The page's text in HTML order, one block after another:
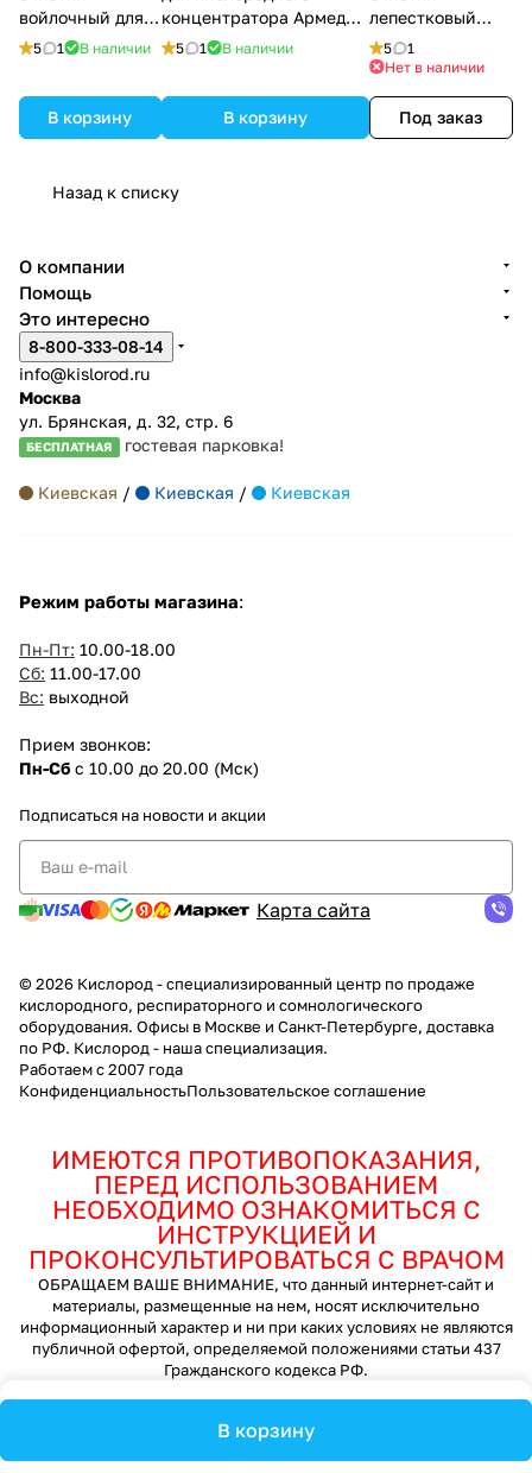
войлочный для
Армед 8F-1,
5 1 В наличии
В корзину
концентратора Армед
8F-5, 7F-3L, 7F-5L, 7F-8L,
5 1 В наличии
В корзину
лепестковый
(бумажный) (7F-
5L, 7F-5 mini)
5
1
Нет в наличии
Под заказ
Назад к списку
В корзину
О компании
Помощь
Это интересно
8-800-333-08-14
info@kislorod.ru
Москва
ул. Брянская, д. 32, стр. 6
БЕСПЛАТНАЯ гостевая парковка!
Киевская / Киевская / Киевская
Режим работы магазина:
Пн-Пт: 10.00-18.00
Сб: 11.00-17.00
Вс: выходной
Прием звонков:
Пн-Сб с 10.00 до 20.00 (Мск)
Подписаться на новости и акции
Карта сайта
© 2026 Кислород - специализированный центр по продаже
кислородного, респираторного и сомнологического
оборудования. Офисы в Москве и Санкт-Петербурге, доставка
по РФ. Кислород - наша специализация.
Работаем с 2007 года
КонфиденциальностьПользовательское соглашение
ИМЕЮТСЯ ПРОТИВОПОКАЗАНИЯ,
ПЕРЕД ИСПОЛЬЗОВАНИЕМ
НЕОБХОДИМО ОЗНАКОМИТЬСЯ С
ИНСТРУКЦИЕЙ И
ПРОКОНСУЛЬТИРОВАТЬСЯ С ВРАЧОМ
ОБРАЩАЕМ ВАШЕ ВНИМАНИЕ, что данный интернет-сайт и
материалы, размещенные на нем, носят исключительно
информационный характер и ни при каких условиях не являются
публичной офертой, определяемой положениями статьи 437
Гражданского кодекса РФ.